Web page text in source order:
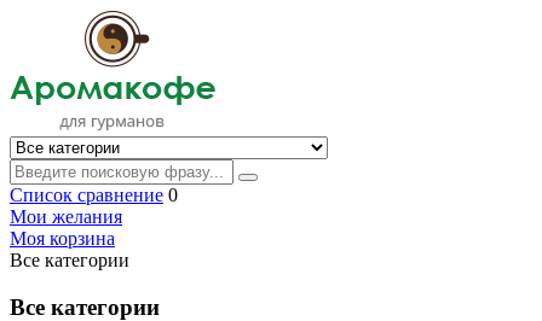
Список сравнение 0
Мои желания
Моя корзина
Все категории
Все категории